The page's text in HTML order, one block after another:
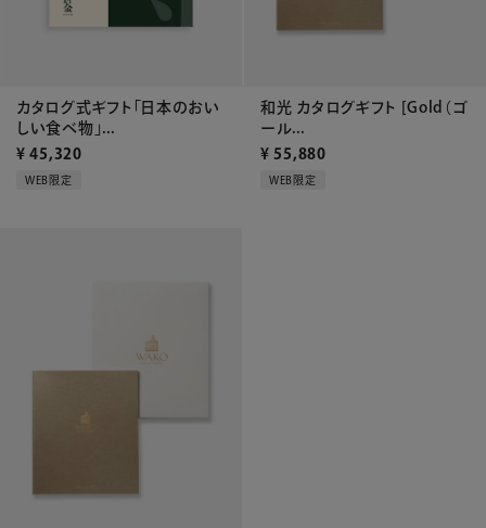
カタログ式ギフト「日本のおい
しい食べ物」...
¥ 45,320
WEB限定
和光 カタログギフト [Gold（ゴ
ール...
¥ 55,880
WEB限定